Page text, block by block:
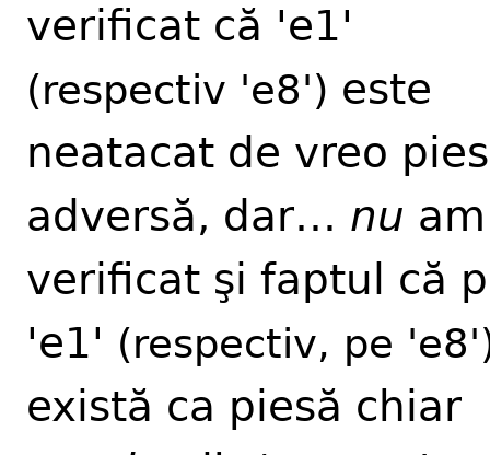
verificat că 'e1'
(respectiv 'e8') este
neatacat de vreo
adversă, dar… nu am
verificat şi faptul că
'e1' (respectiv, pe
există ca piesă chiar